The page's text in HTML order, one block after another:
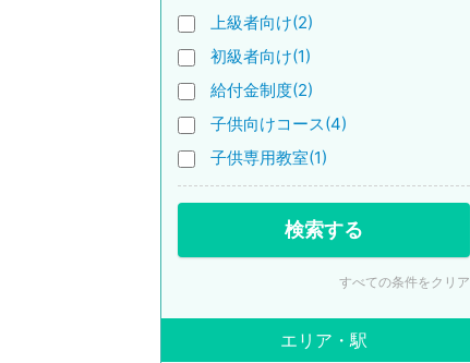
上級者向け(2)
初級者向け(1)
給付金制度(2)
子供向けコース(4)
子供専用教室(1)
検索する
すべての条件をクリア
エリア・駅